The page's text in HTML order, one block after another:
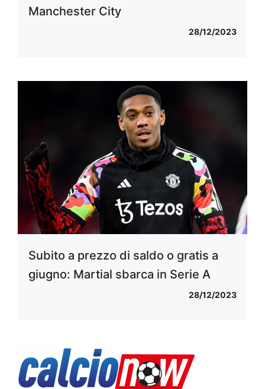
Manchester City
28/12/2023
Subito a prezzo di saldo o gratis a
giugno: Martial sbarca in Serie A
28/12/2023